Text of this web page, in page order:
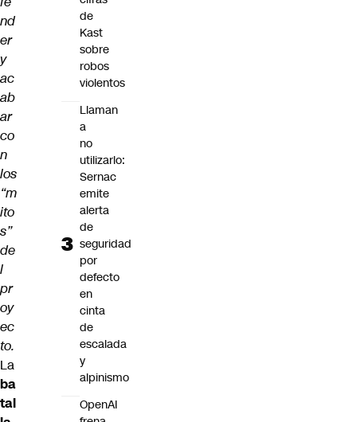
nd
er
y
ac
ab
ar
co
n
los
“m
ito
s”
de
l
pr
oy
ec
to.
La
ba
tal
de
Kast
sobre
robos
violentos
Llaman
a
no
utilizarlo:
Sernac
emite
alerta
de
seguridad
por
defecto
en
cinta
de
escalada
y
alpinismo
OpenAI